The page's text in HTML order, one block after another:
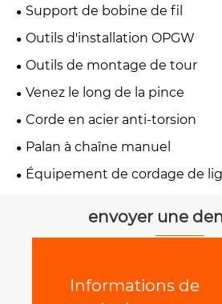
Support de bobine de fil
Outils d'installation OPGW
Outils de montage de tour
Venez le long de la pince
Corde en acier anti-torsion
Palan à chaîne manuel
Équipement de cordage de
envoyer une
Informations de